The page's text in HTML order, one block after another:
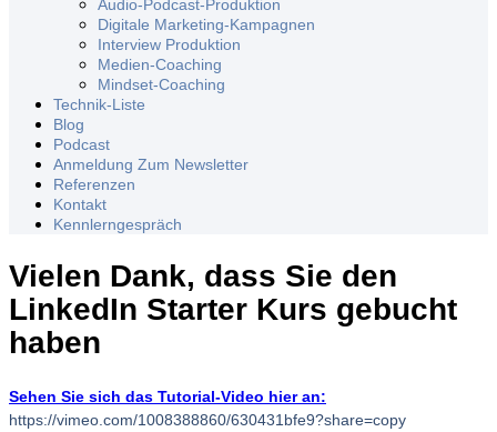
Audio-Podcast-Produktion
Digitale Marketing-Kampagnen
Interview Produktion
Medien-Coaching
Mindset-Coaching
Technik-Liste
Blog
Podcast
Anmeldung Zum Newsletter
Referenzen
Kontakt
Kennlerngespräch
Vielen Dank, dass Sie den
LinkedIn Starter Kurs gebucht
haben
Sehen Sie sich das Tutorial-Video hier an:
https://vimeo.com/1008388860/630431bfe9?share=copy